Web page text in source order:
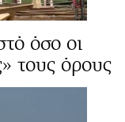
όσο οι
τους όρους